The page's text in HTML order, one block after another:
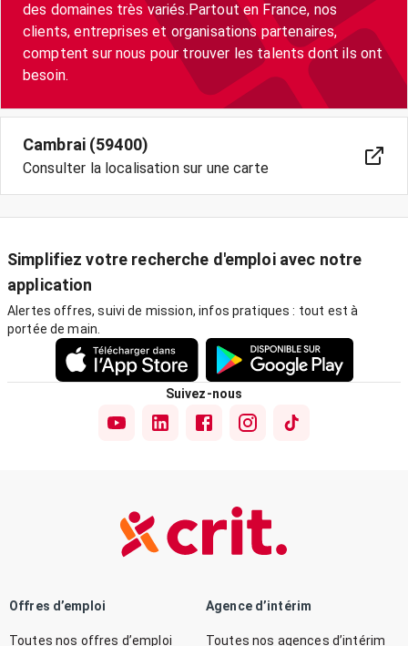
des domaines très variés.Partout en France, nos
clients, entreprises et organisations partenaires,
comptent sur nous pour trouver les talents dont ils ont
besoin.
Cambrai (59400)
Consulter la localisation sur une carte
Simplifiez votre recherche d'emploi avec notre
application
Alertes offres, suivi de mission, infos pratiques : tout est à
portée de main.
Suivez-nous
Offres d’emploi
Toutes nos offres d’emploi
Agence d’intérim
Toutes nos agences d’intérim